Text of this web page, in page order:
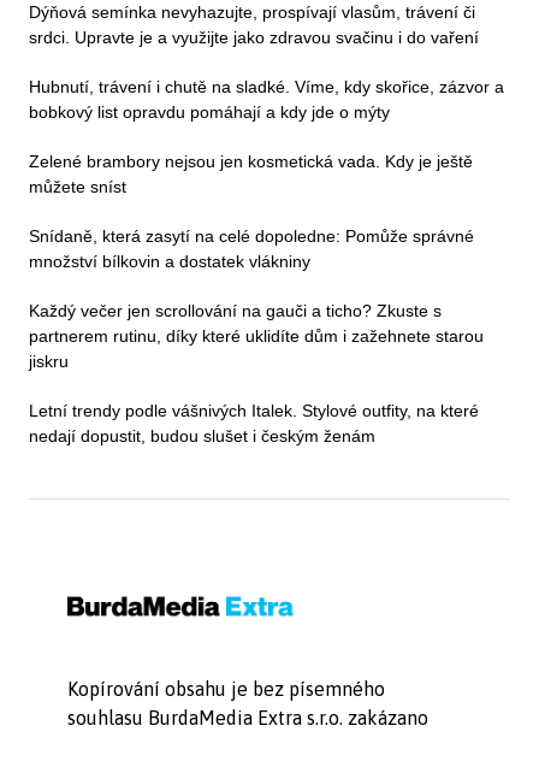
Dýňová semínka nevyhazujte, prospívají vlasům, trávení či
srdci. Upravte je a využijte jako zdravou svačinu i do vaření
Hubnutí, trávení i chutě na sladké. Víme, kdy skořice, zázvor a
bobkový list opravdu pomáhají a kdy jde o mýty
Zelené brambory nejsou jen kosmetická vada. Kdy je ještě
můžete sníst
Snídaně, která zasytí na celé dopoledne: Pomůže správné
množství bílkovin a dostatek vlákniny
Každý večer jen scrollování na gauči a ticho? Zkuste s
partnerem rutinu, díky které uklidíte dům i zažehnete starou
jiskru
Letní trendy podle vášnivých Italek. Stylové outfity, na které
nedají dopustit, budou slušet i českým ženám
Kopírování obsahu je bez písemného
souhlasu BurdaMedia Extra s.r.o. zakázano